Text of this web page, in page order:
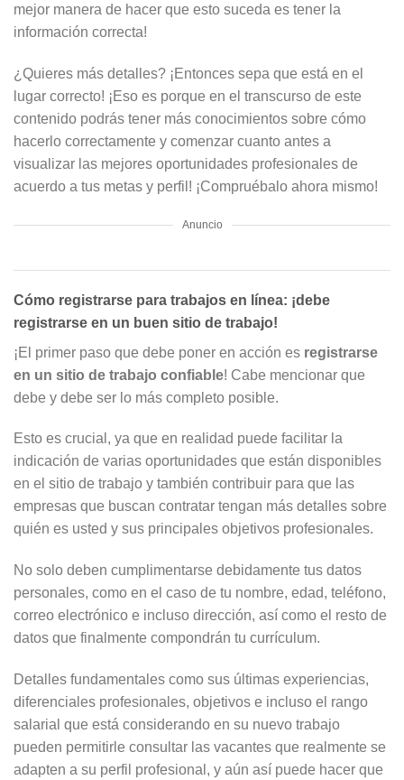
mejor manera de hacer que esto suceda es tener la
información correcta!
¿Quieres más detalles? ¡Entonces sepa que está en el
lugar correcto! ¡Eso es porque en el transcurso de este
contenido podrás tener más conocimientos sobre cómo
hacerlo correctamente y comenzar cuanto antes a
visualizar las mejores oportunidades profesionales de
acuerdo a tus metas y perfil! ¡Compruébalo ahora mismo!
Anuncio
Cómo registrarse para trabajos en línea: ¡debe
registrarse en un buen sitio de trabajo!
¡El primer paso que debe poner en acción es registrarse
en un sitio de trabajo confiable! Cabe mencionar que
debe y debe ser lo más completo posible.
Esto es crucial, ya que en realidad puede facilitar la
indicación de varias oportunidades que están disponibles
en el sitio de trabajo y también contribuir para que las
empresas que buscan contratar tengan más detalles sobre
quién es usted y sus principales objetivos profesionales.
No solo deben cumplimentarse debidamente tus datos
personales, como en el caso de tu nombre, edad, teléfono,
correo electrónico e incluso dirección, así como el resto de
datos que finalmente compondrán tu currículum.
Detalles fundamentales como sus últimas experiencias,
diferenciales profesionales, objetivos e incluso el rango
salarial que está considerando en su nuevo trabajo
pueden permitirle consultar las vacantes que realmente se
adapten a su perfil profesional, y aún así puede hacer que